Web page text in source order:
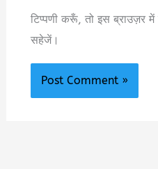
टिप्पणी करूँ, तो इस ब्राउज़र
सहेजें।